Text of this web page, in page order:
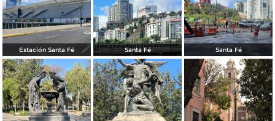
Estación Santa Fé Santa Fé Santa Fé